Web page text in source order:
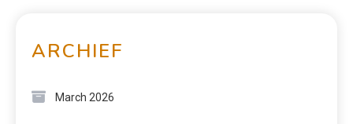
ARCHIEF
March 2026